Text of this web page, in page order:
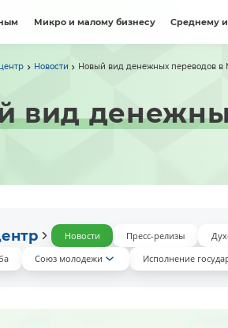
Микро и малому бизнесу Среднему
Новости Новый вид денежных переводов в
вид
Новости Пресс-релизы
Союз молодежи Исполнение